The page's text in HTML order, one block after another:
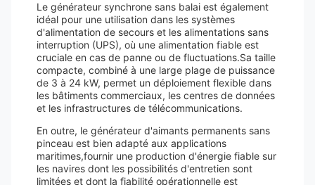
Le générateur synchrone sans balai est également
idéal pour une utilisation dans les systèmes
d'alimentation de secours et les alimentations sans
interruption (UPS), où une alimentation fiable est
cruciale en cas de panne ou de fluctuations.Sa taille
compacte, combiné à une large plage de puissance
de 3 à 24 kW, permet un déploiement flexible dans
les bâtiments commerciaux, les centres de données
et les infrastructures de télécommunications.
En outre, le générateur d'aimants permanents sans
pinceau est bien adapté aux applications
maritimes,fournir une production d'énergie fiable sur
les navires dont les possibilités d'entretien sont
limitées et dont la fiabilité opérationnelle est